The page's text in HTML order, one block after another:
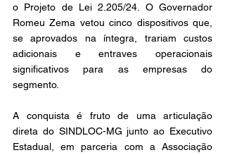
o Projeto de Lei 2.205/24. O Governador
Romeu Zema vetou cinco dispositivos que,
se aprovados na íntegra, trariam custos
adicionais e entraves operacionais
significativos para as empresas do
segmento.
A conquista é fruto de uma articulação
direta do SINDLOC-MG junto ao Executivo
Estadual, em parceria com a Associação